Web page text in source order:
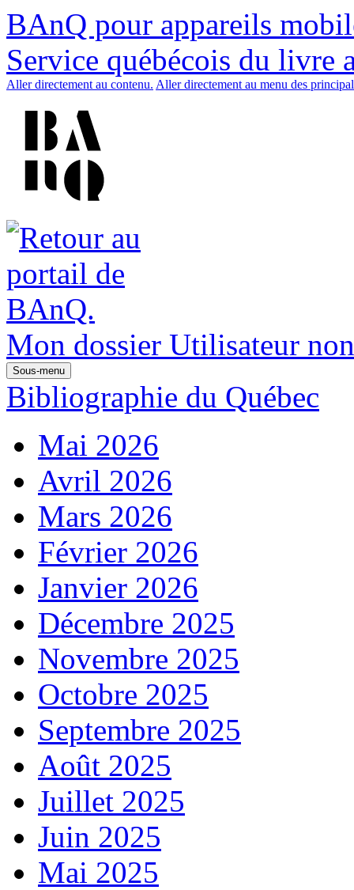
BAnQ pour appareils
Service québécois du livre
Aller directement au contenu. Aller directement au menu des
Mon dossier Utilisateur
Sous-menu
Bibliographie du Québec
Mai 2026
Avril 2026
Mars 2026
Février 2026
Janvier 2026
Décembre 2025
Novembre 2025
Octobre 2025
Septembre 2025
Août 2025
Juillet 2025
Juin 2025
Mai 2025